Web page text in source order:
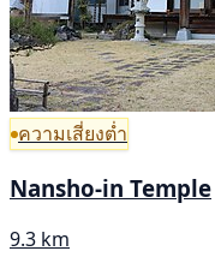
ความเสี่ยงต่ำ
Nansho-in Temple
9.3 km